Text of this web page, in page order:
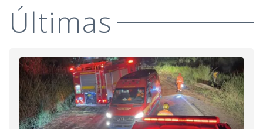
e
o
Últimas